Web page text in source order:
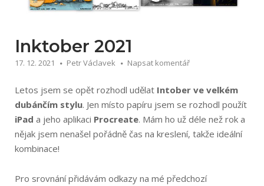
Inktober 2021
17. 12. 2021 Petr Václavek Napsat komentář
Letos jsem se opět rozhodl udělat Intober ve velkém
dubánčím stylu. Jen místo papíru jsem se rozhodl použít
iPad a jeho aplikaci Procreate. Mám ho už déle než rok a
nějak jsem nenašel pořádně čas na kreslení, takže ideální
kombinace!
Pro srovnání přidávám odkazy na mé předchozí